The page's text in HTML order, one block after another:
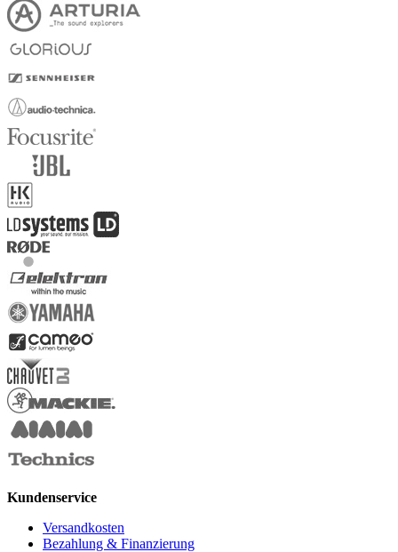
Kundenservice
Versandkosten
Bezahlung & Finanzierung